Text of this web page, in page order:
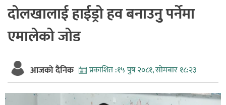
दोलखालाई हाईड्रो हव बनाउनुु पर्नेमा
एमालेको जोड
आजको दैनिक प्रकाशित :१५ पुष २०८१, सोमबार १८:२३